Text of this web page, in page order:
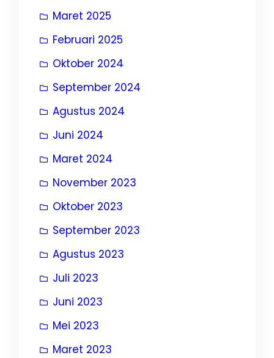
Maret 2025
Februari 2025
Oktober 2024
September 2024
Agustus 2024
Juni 2024
Maret 2024
November 2023
Oktober 2023
September 2023
Agustus 2023
Juli 2023
Juni 2023
Mei 2023
Maret 2023